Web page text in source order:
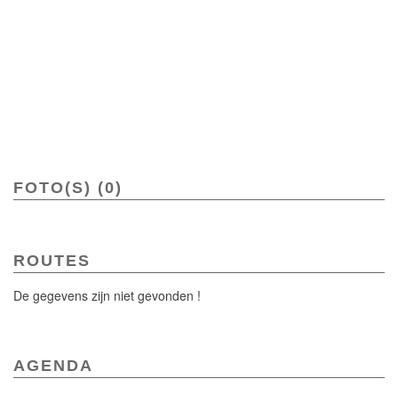
FOTO(S) (0)
ROUTES
De gegevens zijn niet gevonden !
AGENDA